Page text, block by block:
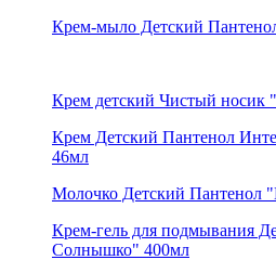
Крем-мыло Детский
Крем детский Чистый
Крем Детский Пантенол
46мл
Молочко Детский
Крем-гель для подмывания
Солнышко" 400мл